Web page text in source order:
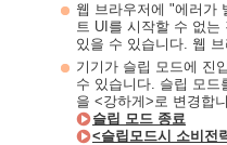
웹 브라우저에 "에러가
트 UI를 시작할 수 없는
있을 수 있습니다. 웹
기기가 슬립 모드에 진
수 있습니다. 슬립 모드
을 <강하게>로 변경합
슬립 모드 종료
<슬립모드시 소비전